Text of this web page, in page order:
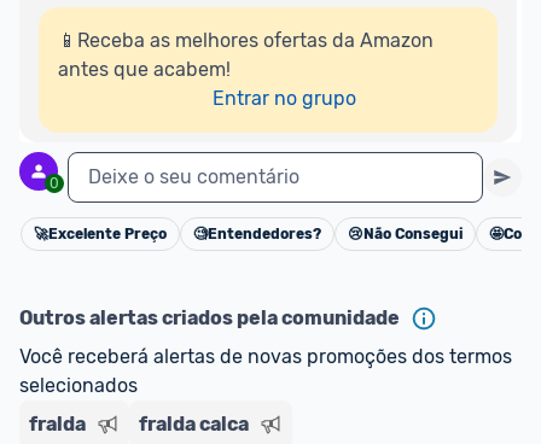
📱Receba as melhores ofertas da Amazon
antes que acabem!
Entrar no grupo
0 Deixe o seu comentário
Cancelar
🚀Excelente Preço 🧐Entendedores? 😢 Não Consegui 🤩
Outros alertas criados pela comunidade
Você receberá alertas de novas promoções dos termos
selecionados
fralda
fralda calca